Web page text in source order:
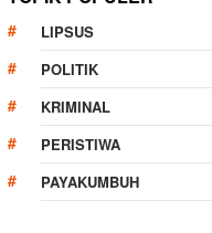
LIPSUS
POLITIK
KRIMINAL
PERISTIWA
PAYAKUMBUH